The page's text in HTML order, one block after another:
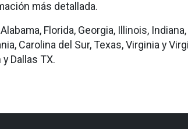
más detallada.
Florida, Georgia, Illinois,
Carolina del Sur, Texas, Virginia y
Dallas TX.